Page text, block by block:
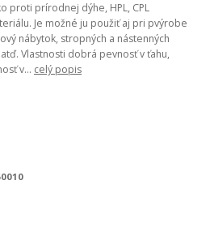
proti prírodnej dýhe, HPL, CPL
Je možné ju použiť aj pri pvýrobe
nábytok, stropných a nástenných
Vlastnosti dobrá pevnosť v ťahu,
v... celý popis